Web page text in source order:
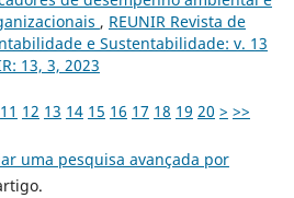
, REUNIR Revista de
e Sustentabilidade: v. 13
13, 3, 2023
11 12 13 14 15 16 17 18 19 20 > >>
uma pesquisa avançada por